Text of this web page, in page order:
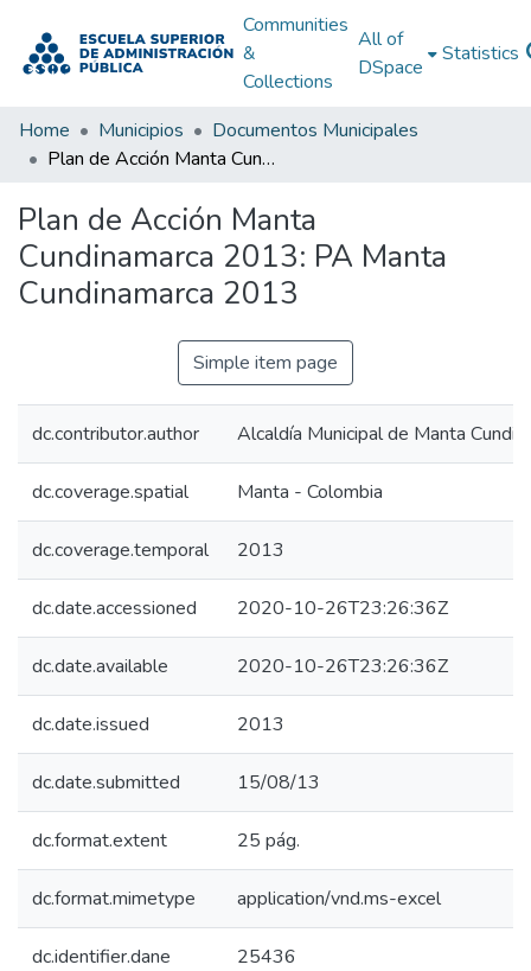
Communities
&
Collections
All of
DSpace
Statistics
Home Municipios
Documentos Municipales
Plan de Acción Manta Cundinamarca 2013: PA Manta Cundinamarca 2013
Plan de Acción Manta
Cundinamarca 2013: PA Manta
Cundinamarca 2013
Simple item page
dc.contributor.author Alcaldía Municipal de Manta
dc.coverage.spatial Manta - Colombia
dc.coverage.temporal 2013
dc.date.accessioned 2020-10-26T23:26:36Z
dc.date.available 2020-10-26T23:26:36Z
dc.date.issued 2013
dc.date.submitted 15/08/13
dc.format.extent 25 pág.
dc.format.mimetype application/vnd.ms-excel
dc.identifier.dane 25436